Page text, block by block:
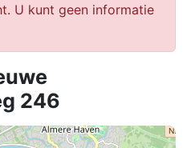
U kunt geen informatie
246